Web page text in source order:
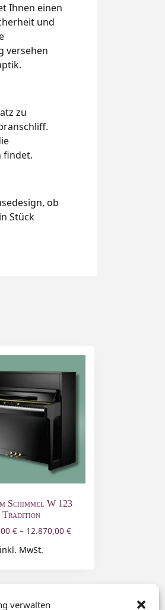
verwalten
Ihnen einen
und
versehen
zu
findet.
ob
Stück
Schimmel W 123
Tradition
€– 12.870,00 €
inkl. MwSt.